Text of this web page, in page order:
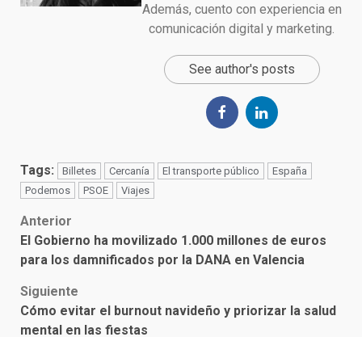
Además, cuento con experiencia en
comunicación digital y marketing.
See author's posts
Tags: Billetes Cercanía El transporte público
España
Podemos
PSOE Viajes
Post
navigation
Anterior
El Gobierno ha movilizado 1.000 millones de euros
para los damnificados por la DANA en Valencia
Siguiente
Cómo evitar el burnout navideño y priorizar la salud
mental en las fiestas